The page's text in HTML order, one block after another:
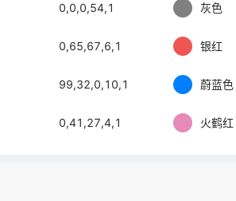
0,0,0,54,1 灰色
0,65,67,6,1 银红
99,32,0,10,1 蔚蓝色
0,41,27,4,1 火鹤红